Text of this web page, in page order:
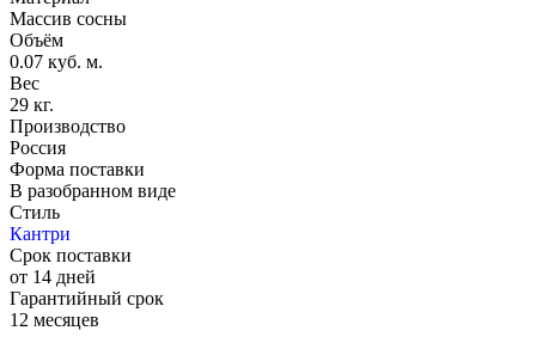
Массив сосны
Объём
0.07 куб. м.
Вес
29 кг.
Производство
Россия
Форма поставки
В разобранном виде
Стиль
Кантри
Срок поставки
от 14 дней
Гарантийный срок
12 месяцев